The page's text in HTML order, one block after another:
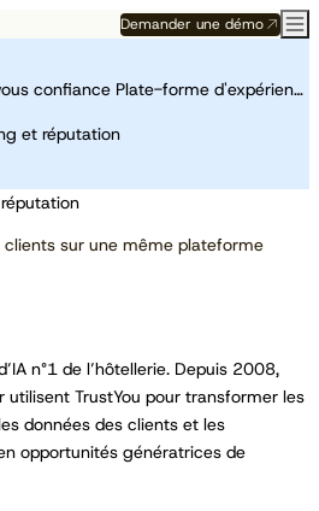
Demander une démo
Faites-vous confiance Plate-forme d'expérience client
et réputation
sur une même plateforme
n°1 de l’hôtellerie. Depuis 2008,
TrustYou pour transformer les
données des clients et les
opportunités génératrices de